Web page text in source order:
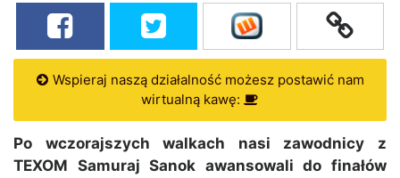
Wspieraj naszą działalność możesz postawić nam
wirtualną kawę:
Po wczorajszych walkach nasi zawodnicy z
TEXOM Samuraj Sanok awansowali do finałów